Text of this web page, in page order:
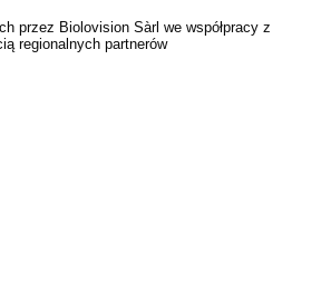
przez Biolovision Sàrl we współpracy z
regionalnych partnerów